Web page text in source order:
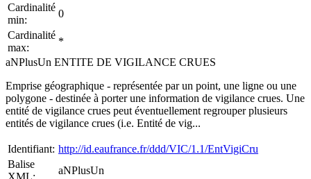
Cardinalité
min:
0
Cardinalité
max:
*
aNPlusUn ENTITE DE VIGILANCE CRUES
Emprise géographique - représentée par un point, une ligne ou une
polygone - destinée à porter une information de vigilance crues. Une
entité de vigilance crues peut éventuellement regrouper plusieurs
entités de vigilance crues (i.e. Entité de vig...
Identifiant: http://id.eaufrance.fr/ddd/VIC/1.1/EntVigiCru
Balise
XML:
aNPlusUn